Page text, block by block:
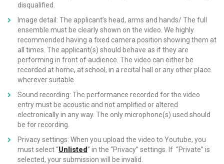
disqualified.
Image detail: The applicant’s head, arms and hands/ The full
ensemble must be clearly shown on the video. We highly
recommended having a fixed camera position showing them at
all times. The applicant(s) should behave as if they are
performing in front of audience. The video can either be
recorded at home, at school, in a recital hall or any other place
wherever suitable.
Sound recording: The performance recorded for the video
entry must be acoustic and not amplified or altered
electronically in any way. The only microphone(s) used should
be for recording.
Privacy settings: When you upload the video to Youtube, you
must select “Unlisted” in the “Privacy” settings. If “Private” is
selected, your submission will be invalid.